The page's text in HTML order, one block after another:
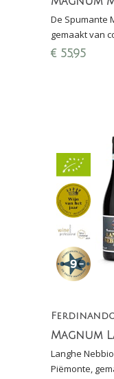
De Spumante
gemaakt van
maanden sur
€ 55,95
Magnum
Langhe
Piëmonte,